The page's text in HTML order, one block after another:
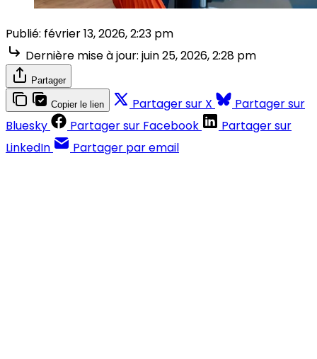
Publié: février 13, 2026, 2:23 pm
Dernière mise à jour: juin 25, 2026, 2:28 pm
Partager
Copier le lien Partager sur X
Partager sur
Bluesky
Partager sur Facebook
Partager sur
LinkedIn
Partager par email